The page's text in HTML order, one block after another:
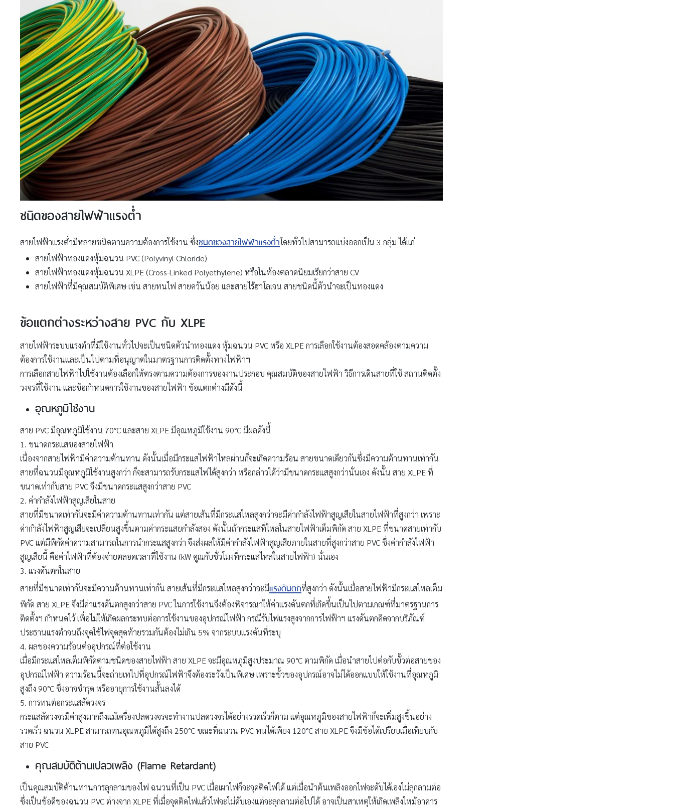
ชนิดของสายไฟฟ้าแรงต่ำ
สายไฟฟ้าแรงต่ำมีหลายชนิดตามความต้องการใช้งาน ซึ่งชนิดของสายไฟฟ้าแรงต่ำโดยทั่วไปสามารถแบ่งออกเป็น 3 กลุ่ม ได้แก่
สายไฟฟ้าทองแดงหุ้มฉนวน PVC (Polyvinyl Chloride)
สายไฟฟ้าทองแดงหุ้มฉนวน XLPE (Cross-Linked Polyethylene) หรือในท้องตลาดนิยมเรียกว่าสาย CV
สายไฟฟ้าที่มีคุณสมบัติพิเศษ เช่น สายทนไฟ สายควันน้อย และสายไร้ฮาโลเจน สายชนิดนี้ตัวนำจะเป็นทองแดง
ข้อแตกต่างระหว่างสาย PVC กับ XLPE
สายไฟฟ้าระบบแรงต่ำที่มีใช้งานทั่วไปจะเป็นชนิดตัวนำทองแดง หุ้มฉนวน PVC หรือ XLPE การเลือกใช้งานต้องสอดคล้องตามความ
ต้องการใช้งานและเป็นไปตามที่อนุญาตในมาตรฐานการติดตั้งทางไฟฟ้าฯ
การเลือกสายไฟฟ้าไปใช้งานต้องเลือกให้ตรงตามความต้องการของงานประกอบ คุณสมบัติของสายไฟฟ้า วิธีการเดินสายที่ใช้ สถานติดตั้ง
วงจรที่ใช้งาน และข้อกำหนดการใช้งานของสายไฟฟ้า ข้อแตกต่างมีดังนี้
อุณหภูมิใช้งาน
สาย PVC มีอุณหภูมิใช้งาน 70°C และสาย XLPE มีอุณหภูมิใช้งาน 90°C มีผลดังนี้
1. ขนาดกระแสของสายไฟฟ้า
เนื่องจากสายไฟฟ้ามีค่าความต้านทาน ดังนั้นเมื่อมีกระแสไฟฟ้าไหลผ่านก็จะเกิดความร้อน สายขนาดเดียวกันซึ่งมีความต้านทานเท่ากัน
สายที่ฉนวนมีอุณหภูมิใช้งานสูงกว่า ก็จะสามารถรับกระแสไฟได้สูงกว่า หรือกล่าวได้ว่ามีขนาดกระแสสูงกว่านั่นเอง ดังนั้น สาย XLPE ที่
ขนาดเท่ากับสาย PVC จึงมีขนาดกระแสสูงกว่าสาย PVC
2. ค่ากำลังไฟฟ้าสูญเสียในสาย
สายที่มีขนาดเท่ากันจะมีค่าความต้านทานเท่ากัน แต่สายเส้นที่มีกระแสไหลสูงกว่าจะมีค่ากำลังไฟฟ้าสูญเสียในสายไฟฟ้าที่สูงกว่า เพราะ
ค่ากำลังไฟฟ้าสูญเสียจะเปลี่ยนสูงขึ้นตามค่ากระแสยกำลังสอง ดังนั้นถ้ากระแสที่ไหลในสายไฟฟ้าเต็มพิกัด สาย XLPE ที่ขนาดสายเท่ากับ
PVC แต่มีพิกัดค่าความสามารถในการนำกระแสสูงกว่า จึงส่งผลให้มีค่ากำลังไฟฟ้าสูญเสียภายในสายที่สูงกว่าสาย PVC ซึ่งค่ากำลังไฟฟ้า
สูญเสียนี้ คือค่าไฟฟ้าที่ต้องจ่ายตลอดเวลาที่ใช้งาน (kW คูณกับชั่วโมงที่กระแสไหลในสายไฟฟ้า) นั่นเอง
3. แรงดันตกในสาย
สายที่มีขนาดเท่ากันจะมีความต้านทานเท่ากัน สายเส้นที่มีกระแสไหลสูงกว่าจะมีแรงดันตกที่สูงกว่า ดังนั้นเมื่อสายไฟฟ้ามีกระแสไหลเต็ม
พิกัด สาย XLPE จึงมีค่าแรงดันตกสูงกว่าสาย PVC ในการใช้งานจึงต้องพิจารณาให้ค่าแรงดันตกที่เกิดขึ้นเป็นไปตามเกณฑ์ที่มาตรฐานการ
ติดตั้งฯ กำหนดไว้ เพื่อไม่ให้เกิดผลกระทบต่อการใช้งานของอุปกรณ์ไฟฟ้า กรณีรับไฟแรงสูงจากการไฟฟ้าฯ แรงดันตกคิดจากบริภัณฑ์
ประธานแรงต่ำจนถึงจุดใช้ไฟจุดสุดท้ายรวมกันต้องไม่เกิน 5% จากระบบแรงดันที่ระบุ
4. ผลของความร้อนต่ออุปกรณ์ที่ต่อใช้งาน
เมื่อมีกระแสไหลเต็มพิกัดตามชนิดของสายไฟฟ้า สาย XLPE จะมีอุณหภูมิสูงประมาณ 90°C ตามพิกัด เมื่อนำสายไปต่อกับขั้วต่อสายของ
อุปกรณ์ไฟฟ้า ความร้อนนี้จะถ่ายเทไปที่อุปกรณ์ไฟฟ้าจึงต้องระวังเป็นพิเศษ เพราะขั้วของอุปกรณ์อาจไม่ได้ออกแบบให้ใช้งานที่อุณหภูมิ
สูงถึง 90°C ซึ่งอาจชำรุด หรืออายุการใช้งานสั้นลงได้
5. การทนต่อกระแสลัดวงจร
กระแสลัดวงจรมีค่าสูงมากถึงแม้เครื่องปลดวงจรจะทำงานปลดวงจรได้อย่างรวดเร็วก็ตาม แต่อุณหภูมิของสายไฟฟ้าก็จะเพิ่มสูงขึ้นอย่าง
รวดเร็ว ฉนวน XLPE สามารถทนอุณหภูมิได้สูงถึง 250°C ขณะที่ฉนวน PVC ทนได้เพียง 120°C สาย XLPE จึงมีข้อได้เปรียบเมื่อเทียบกับ
สาย PVC
คุณสมบัติต้านเปลวเพลิง (Flame Retardant)
เป็นคุณสมบัติต้านทานการลุกลามของไฟ ฉนวนที่เป็น PVC เมื่อเผาไฟก็จะจุดติดไฟได้ แต่เมื่อนำต้นเพลิงออกไฟจะดับได้เองไม่ลุกลามต่อ
ซึ่งเป็นข้อดีของฉนวน PVC ต่างจาก XLPE ที่เมื่อจุดติดไฟแล้วไฟจะไม่ดับเองแต่จะลุกลามต่อไปได้ อาจเป็นสาเหตุให้เกิดเพลิงไหม้อาคาร